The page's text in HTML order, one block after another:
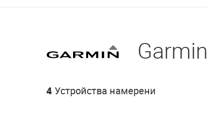
Garmin
4 Устройства намерени